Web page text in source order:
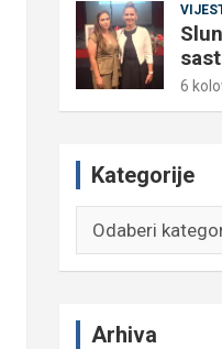
6
Kategorije
Arhiva